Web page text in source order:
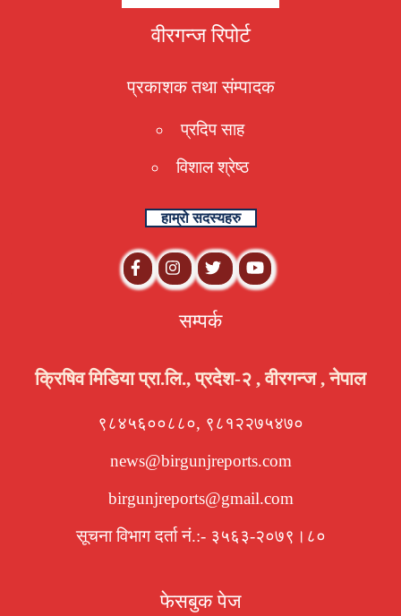
वीरगन्ज रिपोर्ट
प्रकाशक तथा संम्पादक
प्रदिप साह
विशाल श्रेष्ठ
हाम्रो सदस्यहरु
सम्पर्क
क्रिषिव मिडिया प्रा.लि., प्रदेश-२ , वीरगन्ज , नेपाल
९८४५६००८८०, ९८१२२७५४७०
news@birgunjreports.com
birgunjreports@gmail.com
सूचना विभाग दर्ता नं.:- ३५६३-२०७९।८०
फेसबुक पेज